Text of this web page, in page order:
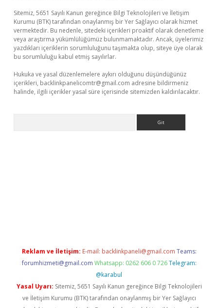
Sitemiz, 5651 Sayılı Kanun gereğince Bilgi Teknolojileri ve İletişim
Kurumu (BTK) tarafından onaylanmış bir Yer Sağlayıcı olarak hizmet
vermektedir. Bu nedenle, sitedeki içerikleri proaktif olarak denetleme
veya araştırma yükümlülüğümüz bulunmamaktadır. Ancak, üyelerimiz
yazdıkları içeriklerin sorumluluğunu taşımakta olup, siteye üye olarak
bu sorumluluğu kabul etmiş sayılırlar.
Hukuka ve yasal düzenlemelere aykırı olduğunu düşündüğünüz
içerikleri, backlinkpanelicomtr@gmail.com adresine bildirmeniz
halinde, ilgili içerikler yasal süre içerisinde sitemizden kaldırılacaktır.
Reklam ve İletişim: E-mail: backlinkpaneli@gmail.com Teams:
forumhizmeti@gmail.com Whatsapp: 0262 606 0 726 Telegram:
@karabul
Yasal Uyarı: Sitemiz, 5651 Sayılı Kanun gereğince Bilgi Teknolojileri
ve İletişim Kurumu (BTK) tarafından onaylanmış bir Yer Sağlayıcı